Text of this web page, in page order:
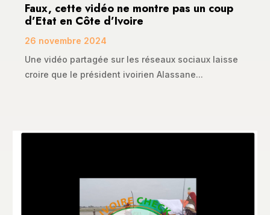
Faux, cette vidéo ne montre pas un coup
d’Etat en Côte d’Ivoire
26 novembre 2024
Une vidéo partagée sur les réseaux sociaux laisse
croire que le président ivoirien Alassane...